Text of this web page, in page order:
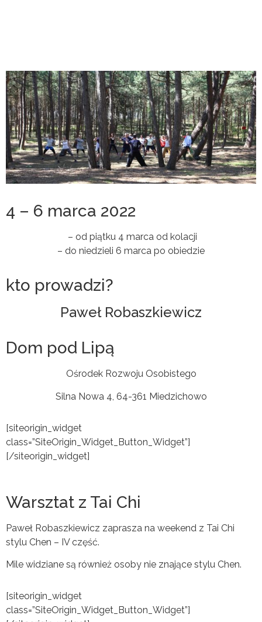
4 – 6 marca 2022
– od piątku 4 marca od kolacji
– do niedzieli 6 marca po obiedzie
kto prowadzi?
Paweł Robaszkiewicz
Dom pod Lipą
Ośrodek Rozwoju Osobistego
Silna Nowa 4, 64-361 Miedzichowo
[siteorigin_widget
class=”SiteOrigin_Widget_Button_Widget”]
[/siteorigin_widget]
Warsztat z Tai Chi
Paweł Robaszkiewicz zaprasza na weekend z Tai Chi
stylu Chen – IV część.
Mile widziane są również osoby nie znające stylu Chen.
[siteorigin_widget
class=”SiteOrigin_Widget_Button_Widget”]